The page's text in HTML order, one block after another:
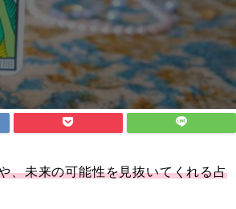
、未来の可能性を見抜いてくれる占